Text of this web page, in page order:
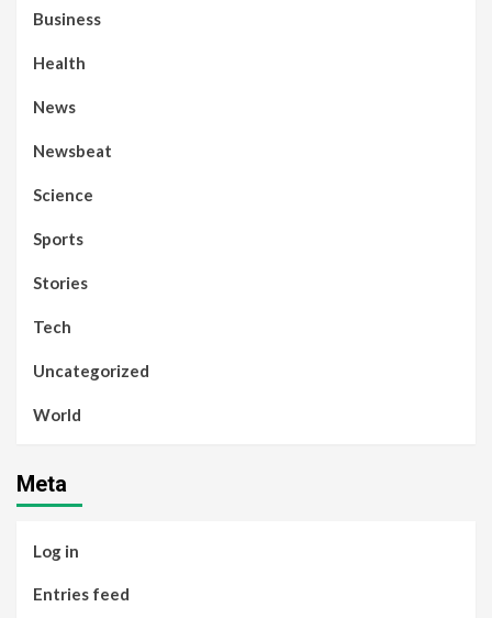
Business
Health
News
Newsbeat
Science
Sports
Stories
Tech
Uncategorized
World
Meta
Log in
Entries feed